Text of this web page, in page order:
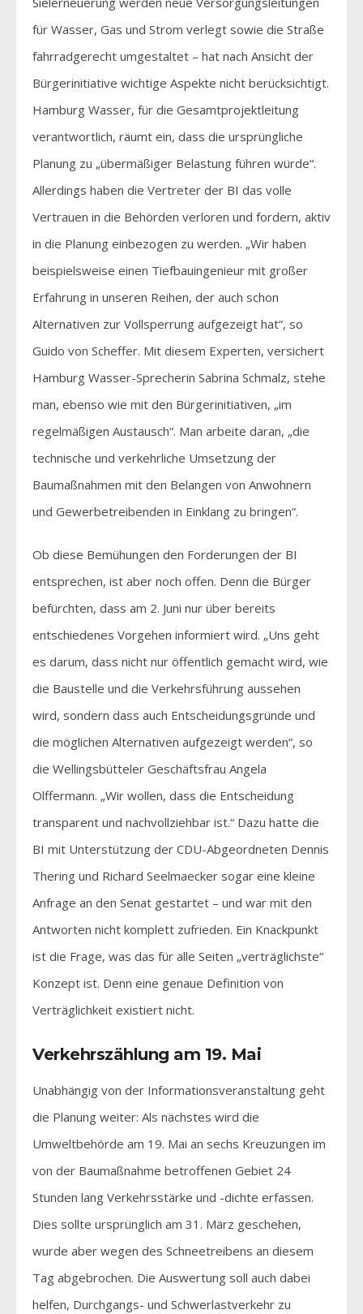
für Wasser, Gas und Strom verlegt sowie die Straße
fahrradgerecht umgestaltet – hat nach Ansicht der
Bürgerinitiative wichtige Aspekte nicht berücksichtigt.
Hamburg Wasser, für die Gesamtprojektleitung
verantwortlich, räumt ein, dass die ursprüngliche
Planung zu „übermäßiger Belastung führen würde“.
Allerdings haben die Vertreter der BI das volle
Vertrauen in die Behörden verloren und fordern, aktiv
in die Planung einbezogen zu werden. „Wir haben
beispielsweise einen Tiefbauingenieur mit großer
Erfahrung in unseren Reihen, der auch schon
Alternativen zur Vollsperrung aufgezeigt hat“, so
Guido von Scheffer. Mit diesem Experten, versichert
Hamburg Wasser-Sprecherin Sabrina Schmalz, stehe
man, ebenso wie mit den Bürgerinitiativen, „im
regelmäßigen Austausch“. Man arbeite daran, „die
technische und verkehrliche Umsetzung der
Baumaßnahmen mit den Belangen von Anwohnern
und Gewerbetreibenden in Einklang zu bringen“.
Ob diese Bemühungen den Forderungen der BI
entsprechen, ist aber noch offen. Denn die Bürger
befürchten, dass am 2. Juni nur über bereits
entschiedenes Vorgehen informiert wird. „Uns geht
es darum, dass nicht nur öffentlich gemacht wird, wie
die Baustelle und die Verkehrsführung aussehen
wird, sondern dass auch Entscheidungsgründe und
die möglichen Alternativen aufgezeigt werden“, so
die Wellingsbütteler Geschäftsfrau Angela
Olffermann. „Wir wollen, dass die Entscheidung
transparent und nachvollziehbar ist.“ Dazu hatte die
BI mit Unterstützung der CDU-Abgeordneten Dennis
Thering und Richard Seelmaecker sogar eine kleine
Anfrage an den Senat gestartet – und war mit den
Antworten nicht komplett zufrieden. Ein Knackpunkt
ist die Frage, was das für alle Seiten „verträglichste“
Konzept ist. Denn eine genaue Definition von
Verträglichkeit existiert nicht.
Verkehrszählung am 19. Mai
Unabhängig von der Informationsveranstaltung geht
die Planung weiter: Als nächstes wird die
Umweltbehörde am 19. Mai an sechs Kreuzungen im
von der Baumaßnahme betroffenen Gebiet 24
Stunden lang Verkehrsstärke und -dichte erfassen.
Dies sollte ursprünglich am 31. März geschehen,
wurde aber wegen des Schneetreibens an diesem
Tag abgebrochen. Die Auswertung soll auch dabei
helfen, Durchgangs- und Schwerlastverkehr zu